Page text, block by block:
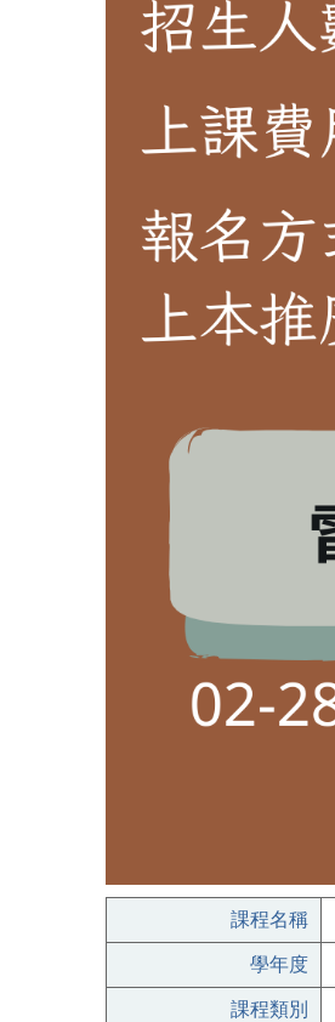
課程名稱
學年度
課程類別